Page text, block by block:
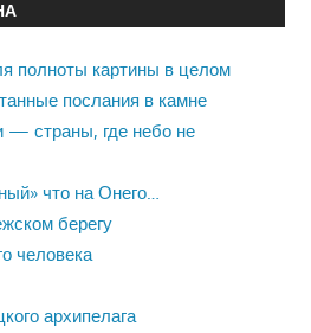
полноты картины в целом
послания в камне
— страны, где небо не
что на Онего…
берегу
человека
архипелага